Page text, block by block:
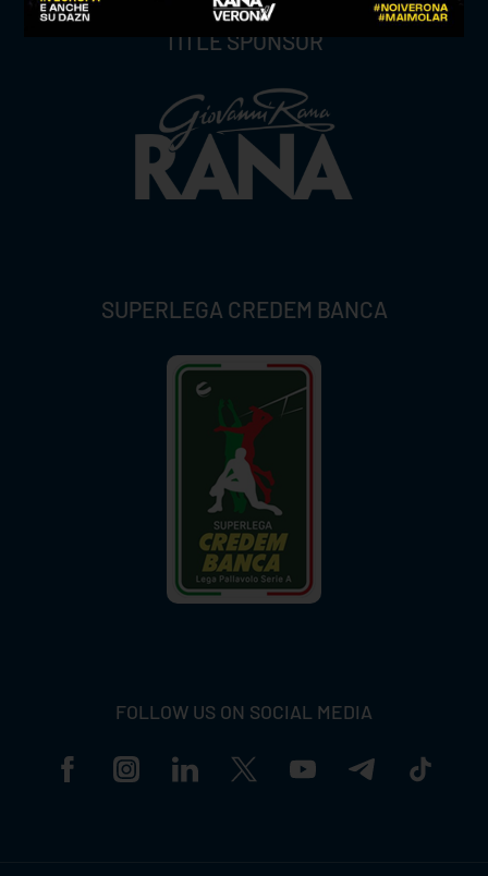
TITLE SPONSOR
SUPERLEGA CREDEM BANCA
FOLLOW US ON SOCIAL MEDIA